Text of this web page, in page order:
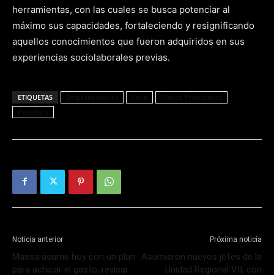
herramientas, con las cuales se busca potenciar al
máximo sus capacidades, fortaleciendo y resignificando
aquellos conocimientos que fueron adquiridos en sus
experiencias sociolaborales previas.
ETIQUETAS
Noticia anterior
Massa asume hoy con un plan
para achicar el gasto, revisar
Próxima noticia
Asumieron nuevos jefes de la
Unidad Regional VII, con